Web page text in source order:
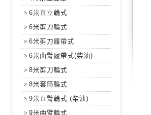
6米直立輪式
6米剪刀輪式
6米剪刀履帶式
6米曲臂履帶式(柴油)
8米剪刀輪式
8米套筒輪式
9米直臂輪式 (柴油)
9米曲臂輪式